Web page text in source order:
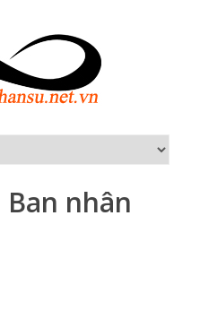
Ban nhân